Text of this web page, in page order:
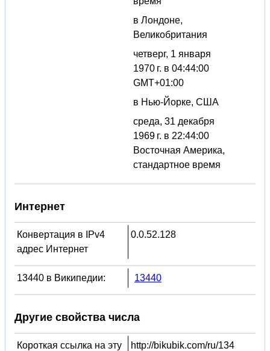
в Лондоне,
Великобритания
четверг, 1 января
1970 г. в 04:44:00
GMT+01:00
в Нью-Йорке, США
среда, 31 декабря
1969 г. в 22:44:00
Восточная Америка,
стандартное время
Интернет
Конвертация в IPv4
адрес Интернет
0.0.52.128
13440 в Википедии: 13440
Другие свойства числа
Короткая ссылка на эту
http://bikubik.com/ru/134